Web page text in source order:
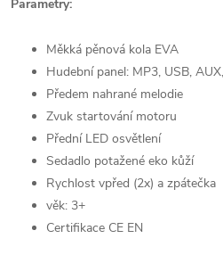
Parametry:
Měkká pěnová kola EVA
Hudební panel: MP3, USB,
Předem nahrané melodie
Zvuk startování motoru
Přední LED osvětlení
Sedadlo potažené eko kůží
Rychlost vpřed (2x) a zpátečka
věk: 3+
Certifikace CE EN